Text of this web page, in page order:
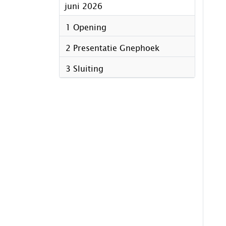
juni 2026
1 Opening
2 Presentatie Gnephoek
3 Sluiting